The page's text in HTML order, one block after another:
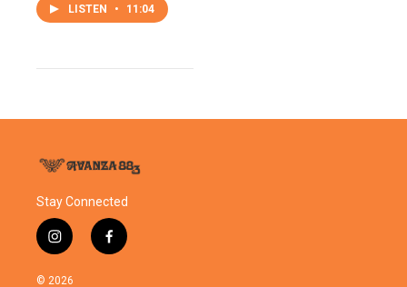
LISTEN • 11:04
Stay Connected
i
n
s
f
a
© 2026